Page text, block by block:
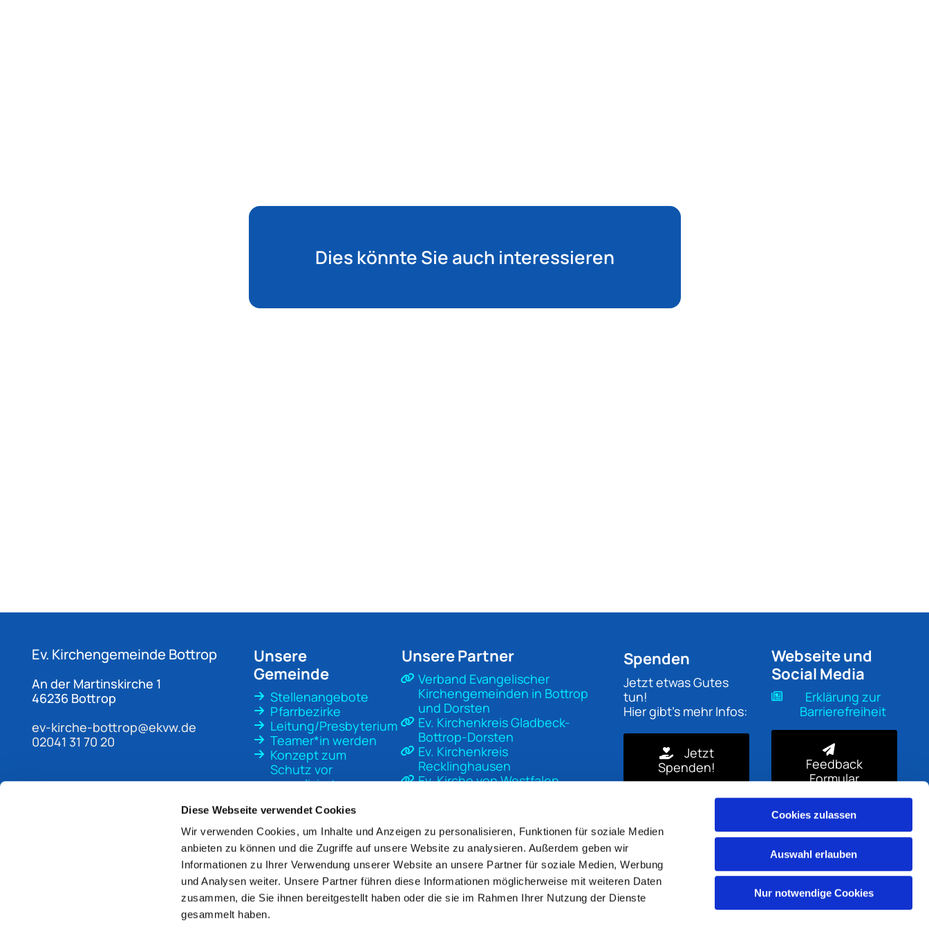
Diese Webseite verwendet Cookies
Wir verwenden Cookies, um Inhalte und Anzeigen zu personalisieren, Funktionen für soziale Medien
anbieten zu können und die Zugriffe auf unsere Website zu analysieren. Außerdem geben wir
Informationen zu Ihrer Verwendung unserer Website an unsere Partner für soziale Medien, Werbung
und Analysen weiter. Unsere Partner führen diese Informationen möglicherweise mit weiteren Daten
zusammen, die Sie ihnen bereitgestellt haben oder die sie im Rahmen Ihrer Nutzung der Dienste
gesammelt haben.
Cookies zulassen
Auswahl erlauben
Nur notwendige Cookies
Dies könnte Sie auch interessieren
Ev. Kirchengemeinde Bottrop
An der Martinskirche 1
46236 Bottrop
ev-kirche-bottrop@ekvw.de
02041 31 70 20
Unsere
Gemeinde
Stellenangebote
Pfarrbezirke
Leitung/Presbyterium
Teamer*in werden
Konzept zum
Schutz vor
sexualisierter
Unsere Partner
Verband Evangelischer
Kirchengemeinden in Bottrop
und Dorsten
Ev. Kirchenkreis Gladbeck-
Bottrop-Dorsten
Ev. Kirchenkreis
Recklinghausen
Ev. Kirche von Westfalen
Bottrop-Dorsten
Unsere Kirche
Mach Kirche
Spenden
Jetzt etwas Gutes
tun!
Hier gibt's mehr Infos:
Jetzt
Spenden!
Webseite und
Social Media
Erklärung zur
Barrierefreiheit
Feedback
Formular